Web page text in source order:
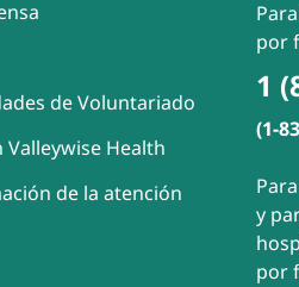
de Voluntariado
Health
de la atención
por
1
(1-
y
por